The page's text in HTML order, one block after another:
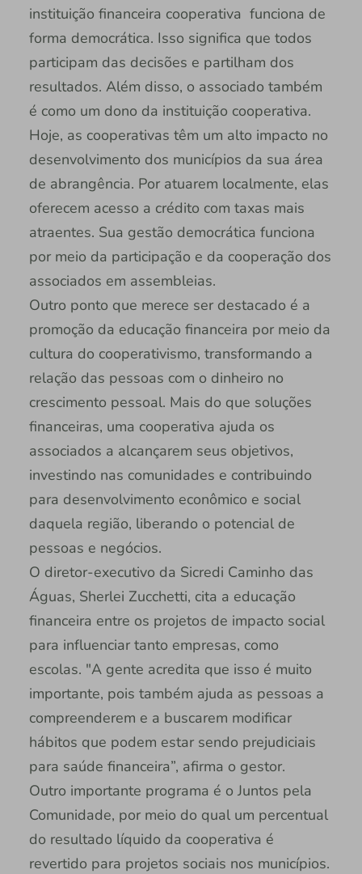
instituição financeira cooperativa funciona de
forma democrática. Isso significa que todos
participam das decisões e partilham dos
resultados. Além disso, o associado também
é como um dono da instituição cooperativa.
Hoje, as cooperativas têm um alto impacto no
desenvolvimento dos municípios da sua área
de abrangência. Por atuarem localmente, elas
oferecem acesso a crédito com taxas mais
atraentes. Sua gestão democrática funciona
por meio da participação e da cooperação dos
associados em assembleias.
Outro ponto que merece ser destacado é a
promoção da educação financeira por meio da
cultura do cooperativismo, transformando a
relação das pessoas com o dinheiro no
crescimento pessoal. Mais do que soluções
financeiras, uma cooperativa ajuda os
associados a alcançarem seus objetivos,
investindo nas comunidades e contribuindo
para desenvolvimento econômico e social
daquela região, liberando o potencial de
pessoas e negócios.
O diretor-executivo da Sicredi Caminho das
Águas, Sherlei Zucchetti, cita a educação
financeira entre os projetos de impacto social
para influenciar tanto empresas, como
escolas. "A gente acredita que isso é muito
importante, pois também ajuda as pessoas a
compreenderem e a buscarem modificar
hábitos que podem estar sendo prejudiciais
para saúde financeira”, afirma o gestor.
Outro importante programa é o Juntos pela
Comunidade, por meio do qual um percentual
do resultado líquido da cooperativa é
revertido para projetos sociais nos municípios.